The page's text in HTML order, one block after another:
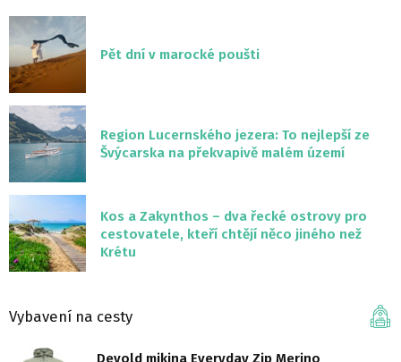
Pět dní v marocké poušti
Region Lucernského jezera: To nejlepší ze
Švýcarska na překvapivě malém území
Kos a Zakynthos – dva řecké ostrovy pro
cestovatele, kteří chtějí něco jiného než
Krétu
Vybavení na cesty
Devold mikina Everyday Zip Merino